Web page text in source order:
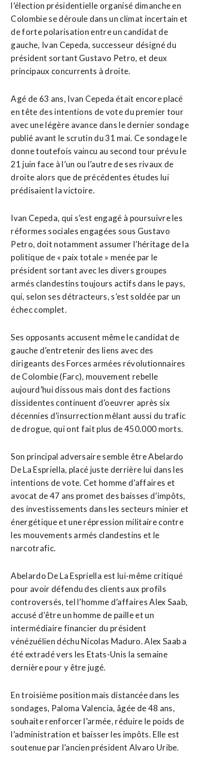
l’élection présidentielle organisé dimanche en
Colombie se déroule dans un climat incertain et
de forte polarisation entre un candidat de
gauche, Ivan Cepeda, successeur désigné du
président sortant Gustavo Petro, et deux
principaux concurrents à droite.
Agé de 63 ans, Ivan Cepeda était encore placé
en ​tête des intentions ‌de vote du premier tour
avec une légère avance ​dans le dernier sondage
publié ⁠avant le scrutin du 31 mai. Ce sondage le
donne toutefois vaincu ‌au second tour prévu le
‌21 juin face à l’un ou l’autre de ses rivaux de
droite alors que de précédentes études lui
prédisaient la victoire.
Ivan Cepeda, qui s’est engagé à poursuivre les
réformes sociales engagées sous Gustavo ​
Petro, doit notamment assumer l’héritage de la
politique de « paix totale » menée par le
président sortant avec les divers groupes
armés clandestins toujours actifs dans le pays,
qui, selon ses détracteurs, s’est soldée par un
échec complet.
Ses opposants accusent même le candidat de
gauche d’entretenir des liens avec des
dirigeants des Forces armées révolutionnaires
de Colombie (Farc), mouvement rebelle
aujourd’hui dissous mais ⁠dont des factions
dissidentes continuent d’oeuvrer après six
décennies d’insurrection mêlant aussi du trafic
de drogue, qui ont ⁠fait plus de 450.000 morts.
Son principal adversaire semble être Abelardo
De La Espriella, placé juste derrière lui dans les
intentions de vote. Cet homme d’affaires et
avocat de 47 ans promet des baisses d’impôts,
des investissements dans les secteurs minier et
énergétique et une répression militaire contre
les mouvements armés clandestins et le
narcotrafic.
Abelardo De La Espriella ⁠est ‌lui-même critiqué
pour avoir défendu des clients aux profils
controversés, tel l’homme d’affaires Alex Saab,
⁠accusé d’être un homme de paille et un
intermédiaire financier du président ​
vénézuélien déchu Nicolas ​Maduro. Alex Saab a
été extradé vers les Etats-Unis la semaine
dernière pour y être jugé.
En troisième position mais ​distancée dans les
sondages, Paloma Valencia, âgée de 48 ans,
souhaite renforcer l’armée, réduire le poids de
l’administration et baisser les impôts. Elle est
soutenue ‌par l’ancien président Alvaro ​Uribe.